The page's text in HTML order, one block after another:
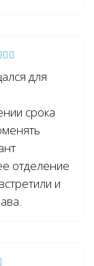
для
срока
отделение
и